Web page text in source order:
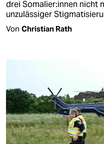
drei So­ma­lie­r:in­nen nicht
unzulässiger
Von Christian Rath